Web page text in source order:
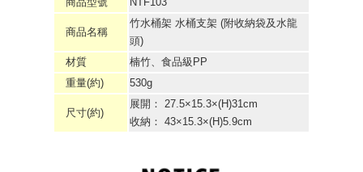
商品名稱
竹水桶架 水桶支架 (附收納袋及水龍
頭)
材質
楠竹、食品級PP
重量(約)
530g
尺寸(約)
展開： 27.5×15.3×(H)31cm
收納： 43×15.3×(H)5.9cm